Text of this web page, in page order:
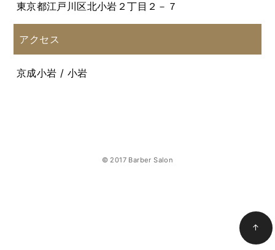
東京都江戸川区北小岩２丁目２－７
アクセス
京成小岩 / 小岩
© 2017 Barber Salon
↑